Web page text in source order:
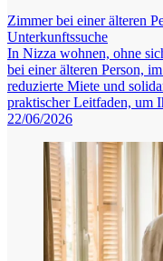
Zimmer bei einer älteren
Unterkunftssuche
In Nizza wohnen, ohne
bei einer älteren Person,
reduzierte Miete und
praktischer Leitfaden, um
22/06/2026